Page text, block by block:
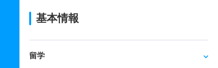
基本情報
留学